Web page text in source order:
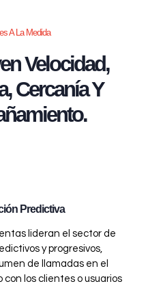
A La Medida
Velocidad,
Cercanía Y
Predictiva
lideran el sector de
y progresivos,
de llamadas en el
los clientes o usuarios